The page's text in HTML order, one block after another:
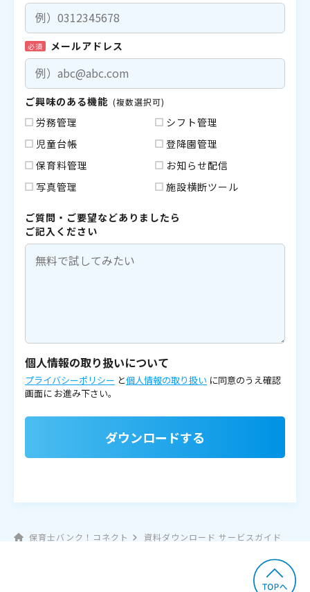
必須 メールアドレス
ご興味のある機能 (複数選択可)
労務管理
シフト管理
児童台帳
登降園管理
保育料管理
お知らせ配信
写真管理
施設横断ツール
ご質問・ご要望などありましたら
ご記入ください
個人情報の取り扱いについて
プライバシーポリシー と個人情報の取り扱い に同意のうえ確認
画面に お進み下さい。
ダウンロードする
保育士バンク！コネクト 資料ダウンロード サービスガイド